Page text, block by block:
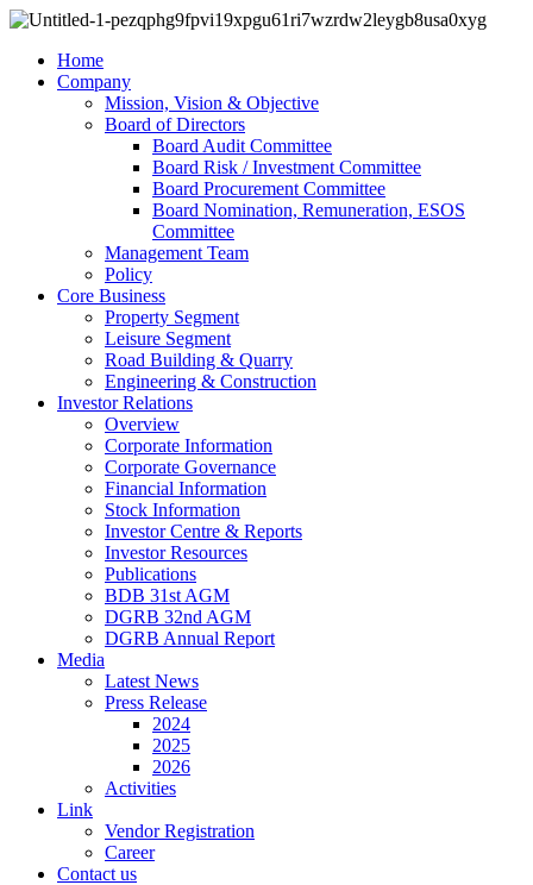
Home
Company
Mission, Vision & Objective
Board of Directors
Board Audit Committee
Board Risk / Investment Committee
Board Procurement Committee
Board Nomination, Remuneration, ESOS
Committee
Management Team
Policy
Core Business
Property Segment
Leisure Segment
Road Building & Quarry
Engineering & Construction
Investor Relations
Overview
Corporate Information
Corporate Governance
Financial Information
Stock Information
Investor Centre & Reports
Investor Resources
Publications
BDB 31st AGM
DGRB 32nd AGM
DGRB Annual Report
Media
Latest News
Press Release
2024
2025
2026
Activities
Link
Vendor Registration
Career
Contact us